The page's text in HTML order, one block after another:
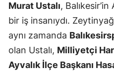
Murat Ustalı,
bir iş insanıydı.
aynı zamanda
olan Ustalı, Milliyetçi
Ayvalık İlçe Başkanı